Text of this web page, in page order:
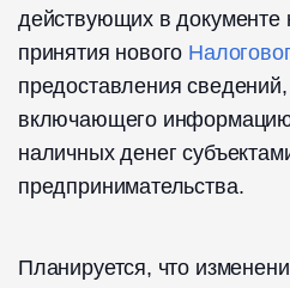
действующих в документе
принятия нового
предоставления
включающего
наличных денег
предпринимательства.
Планируется, что